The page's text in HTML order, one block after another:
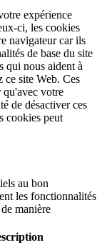
expérience
ci, les cookies
navigateur car ils
de base du site
qui nous aident à
ce site Web. Ces
qu'avec votre
de désactiver ces
cookies peut
au bon
les fonctionnalités
manière